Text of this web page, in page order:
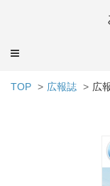
メ
ュ
TOP 広報誌 広